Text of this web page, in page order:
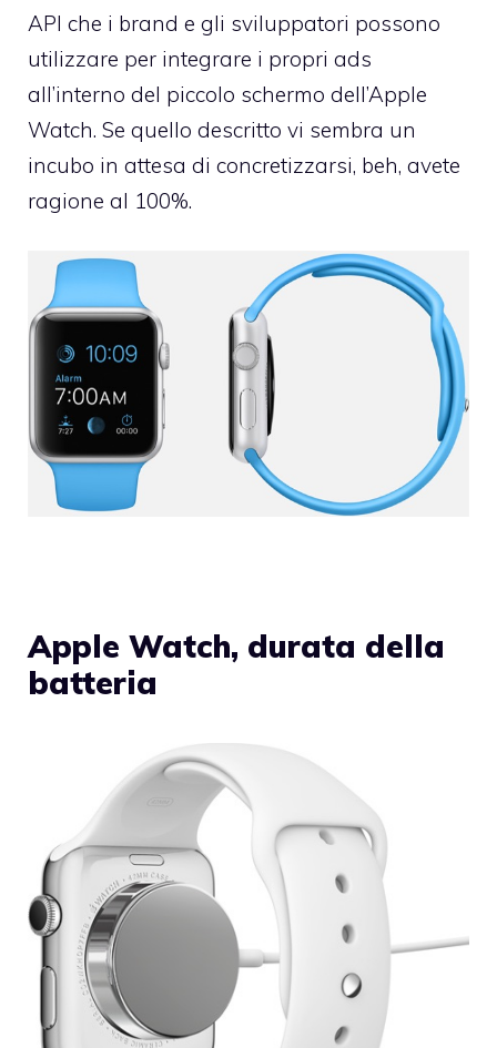
API che i brand e gli sviluppatori possono
utilizzare per integrare i propri ads
all’interno del piccolo schermo dell’Apple
Watch. Se quello descritto vi sembra un
incubo in attesa di concretizzarsi, beh, avete
ragione al 100%.
Apple Watch, durata della
batteria